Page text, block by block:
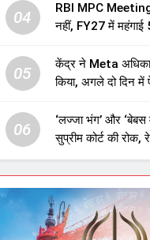
04
RBI MPC
नहीं, FY27 में
05
केंद्र ने Meta
किया, अगले दो दिन
06
‘लज्जा भंग’ और ‘बेबस
सुप्रीम कोर्ट की रोक,
लिए जारी की नई